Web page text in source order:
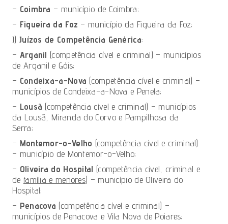
– Coimbra – município de Coimbra;
– Figueira da Foz – município da Figueira da Foz;
J) Juízos de Competência Genérica:
– Arganil (competência cível e criminal) – municípios
de Arganil e Góis;
– Condeixa-a-Nova (competência cível e criminal) –
municípios de Condeixa-a-Nova e Penela;
– Lousã (competência cível e criminal) – municípios
da Lousã, Miranda do Corvo e Pampilhosa da
Serra;
– Montemor-o-Velho (competência cível e criminal)
– município de Montemor-o-Velho;
– Oliveira do Hospital (competência cível, criminal e
de família e menores) – município de Oliveira do
Hospital;
– Penacova (competência cível e criminal) –
municípios de Penacova e Vila Nova de Poiares;